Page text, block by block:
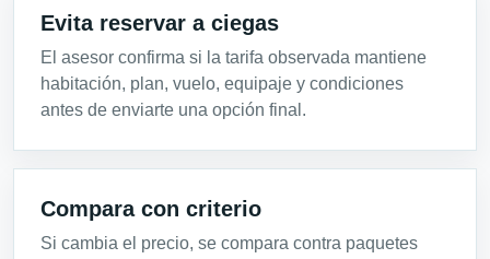
Evita reservar a ciegas
El asesor confirma si la tarifa observada mantiene
habitación, plan, vuelo, equipaje y condiciones
antes de enviarte una opción final.
Compara con criterio
Si cambia el precio, se compara contra paquetes